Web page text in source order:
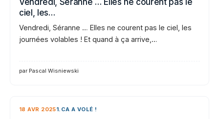
ciel, les…
Vendredi, Séranne … Elles ne courent pas le ciel, les
journées volables ! Et quand à ça arrive,…
par Pascal Wisniewski
18 AVR 20251.CA A VOLÉ !